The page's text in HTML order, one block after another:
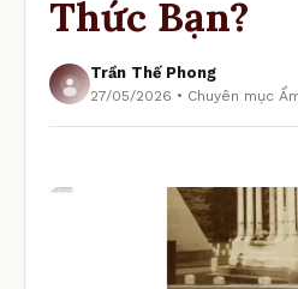
Thức Bạn?
Trần Thế Phong
27/05/2026 • Chuyên mục